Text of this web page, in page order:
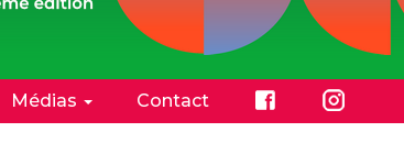
Médias Contact